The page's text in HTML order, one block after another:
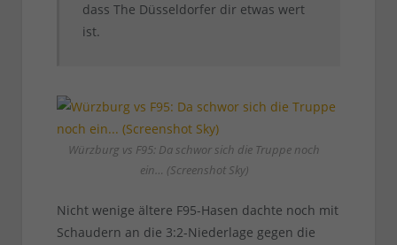
dass The Düsseldorfer dir etwas wert
ist.
Würzburg vs F95: Da schwor sich die Truppe noch
ein… (Screenshot Sky)
Nicht wenige ältere F95-Hasen dachte noch mit
Schaudern an die 3:2-Niederlage gegen die